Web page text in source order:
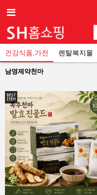
건강식품,가전 렌탈복지몰
남영제약천마